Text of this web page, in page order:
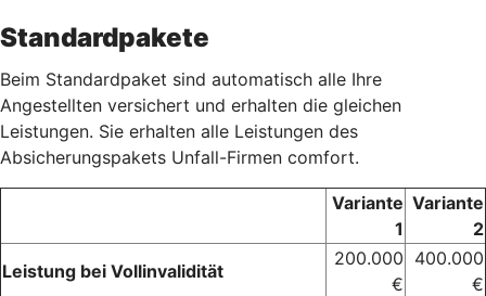
Standardpakete
Beim Standardpaket sind automatisch alle Ihre
Angestellten versichert und erhalten die gleichen
Leistungen. Sie erhalten alle Leistungen des
Absicherungspakets Unfall-Firmen comfort.
Variante
1
Variante
2
Leistung bei Vollinvalidität
200.000
€
400.000
€